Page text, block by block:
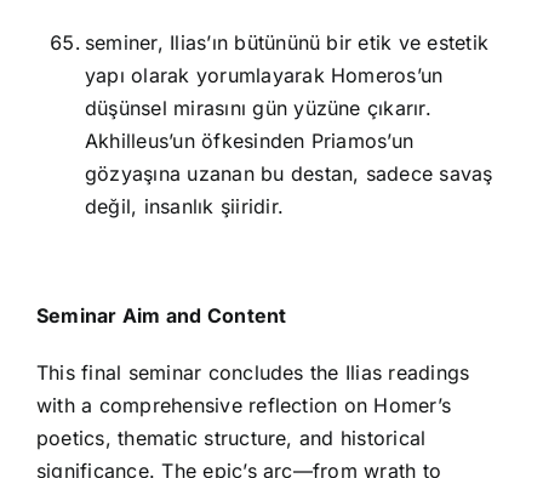
seminer, Ilias’ın bütününü bir etik ve estetik
yapı olarak yorumlayarak Homeros’un
düşünsel mirasını gün yüzüne çıkarır.
Akhilleus’un öfkesinden Priamos’un
gözyaşına uzanan bu destan, sadece savaş
değil, insanlık şiiridir.
Seminar Aim and Content
This final seminar concludes the Ilias readings
with a comprehensive reflection on Homer’s
poetics, thematic structure, and historical
significance. The epic’s arc—from wrath to